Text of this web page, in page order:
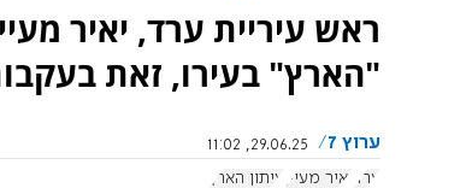
ראש עיריית ערד, יאיר
"הארץ" בעירו, זאת
ערוץ 7
29.06.25, 11:02
ערד
יאיר מעיין עיתון הארץ